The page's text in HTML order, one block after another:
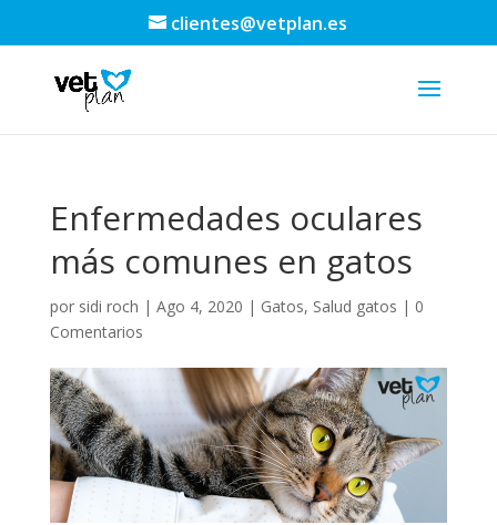
clientes@vetplan.es
Enfermedades oculares
más comunes en gatos
por sidi roch | Ago 4, 2020 | Gatos, Salud gatos | 0
Comentarios